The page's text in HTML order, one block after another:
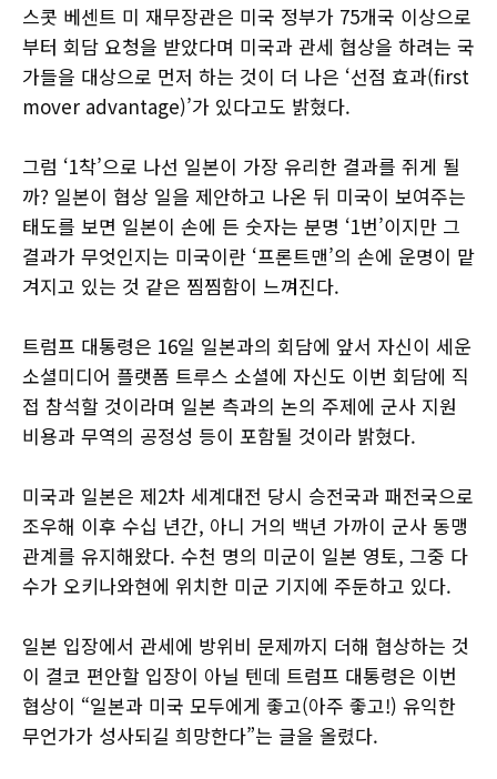
스콧 베센트 미 재무장관은 미국 정부가 75개국 이상으로
부터 회담 요청을 받았다며 미국과 관세 협상을 하려는 국
가들을 대상으로 먼저 하는 것이 더 나은 ‘선점 효과(first
mover advantage)’가 있다고도 밝혔다.
그럼 ‘1착’으로 나선 일본이 가장 유리한 결과를 쥐게 될
까? 일본이 협상 일을 제안하고 나온 뒤 미국이 보여주는
태도를 보면 일본이 손에 든 숫자는 분명 ‘1번’이지만 그
결과가 무엇인지는 미국이란 ‘프론트맨’의 손에 운명이 맡
겨지고 있는 것 같은 찜찜함이 느껴진다.
트럼프 대통령은 16일 일본과의 회담에 앞서 자신이 세운
소셜미디어 플랫폼 트루스 소셜에 자신도 이번 회담에 직
접 참석할 것이라며 일본 측과의 논의 주제에 군사 지원
비용과 무역의 공정성 등이 포함될 것이라 밝혔다.
미국과 일본은 제2차 세계대전 당시 승전국과 패전국으로
조우해 이후 수십 년간, 아니 거의 백년 가까이 군사 동맹
관계를 유지해왔다. 수천 명의 미군이 일본 영토, 그중 다
수가 오키나와현에 위치한 미군 기지에 주둔하고 있다.
일본 입장에서 관세에 방위비 문제까지 더해 협상하는 것
이 결코 편안할 입장이 아닐 텐데 트럼프 대통령은 이번
협상이 “일본과 미국 모두에게 좋고(아주 좋고!) 유익한
무언가가 성사되길 희망한다”는 글을 올렸다.